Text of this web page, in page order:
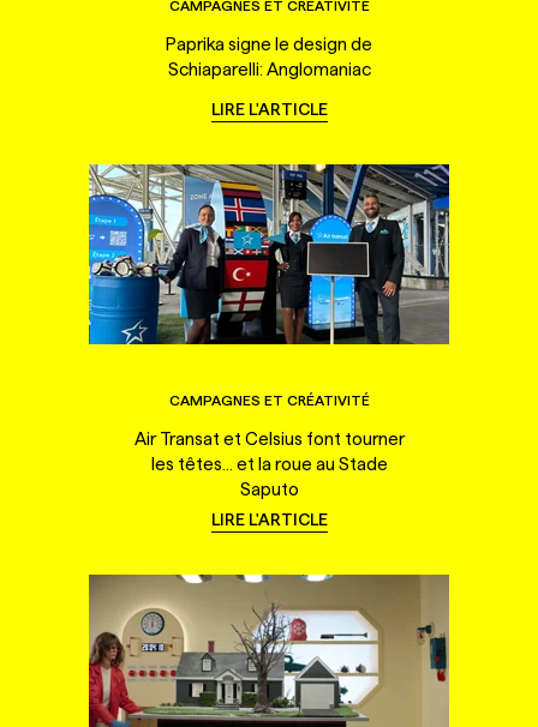
CAMPAGNES ET CRÉATIVITÉ
Paprika signe le design de
Schiaparelli: Anglomaniac
LIRE L'ARTICLE
CAMPAGNES ET CRÉATIVITÉ
Air Transat et Celsius font tourner
les têtes... et la roue au Stade
Saputo
LIRE L'ARTICLE